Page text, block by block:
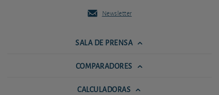
Newsletter
SALA DE PRENSA
COMPARADORES
CALCULADORAS